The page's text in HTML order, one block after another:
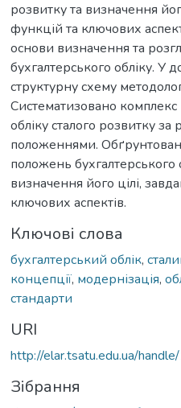
розвитку та визначення
функцій та ключових
основи визначення та
бухгалтерського обліку. У
структурну схему
Систематизовано комплекс
обліку сталого розвитку
положеннями.
положень бухгалтерського
визначення його цілі,
ключових аспектів.
Ключові слова
бухгалтерський облік,
концепції, модернізація,
стандарти
URI
http://elar.tsatu.edu.ua/
Зібрання